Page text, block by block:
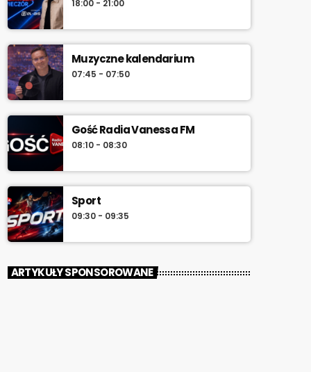
południa.
18:00 - 21:00
Muzyczne kalendarium
07:45 - 07:50
Gość Radia Vanessa FM
08:10 - 08:30
Sport
09:30 - 09:35
ARTYKUŁY SPONSOROWANE